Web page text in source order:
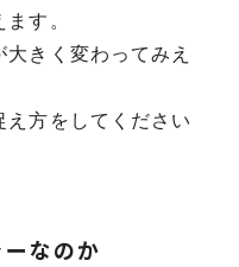
す。
きく変わってみえ
え方をしてください
なのか